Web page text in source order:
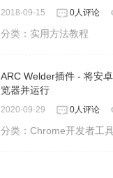
2018-09-15 0人评论
分类： 实用方法教程
ARC Welder插件 - 将安
览器并运行
2020-09-29 0人评论
分类：Chrome开发者工